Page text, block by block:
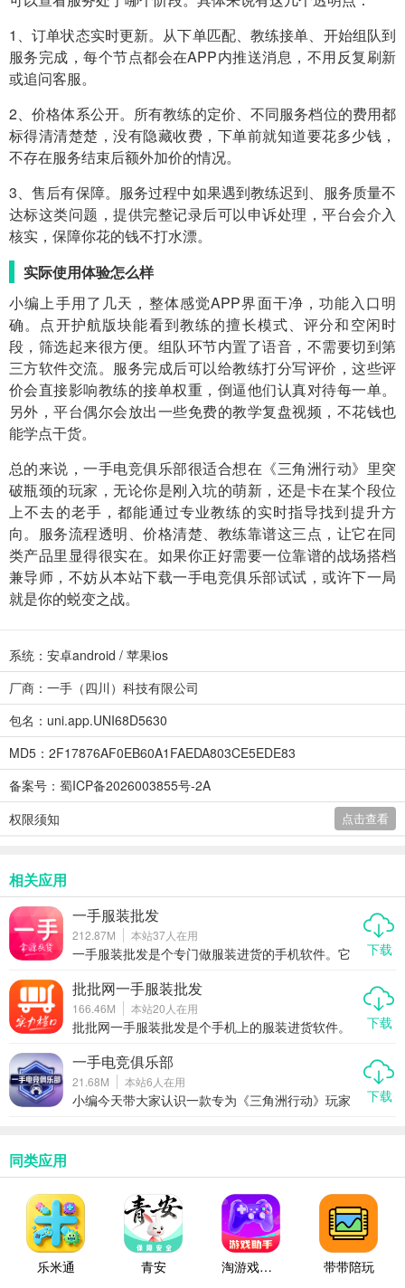
1、订单状态实时更新。从下单匹配、教练接单、开始组队到
服务完成，每个节点都会在APP内推送消息，不用反复刷新
或追问客服。
2、价格体系公开。所有教练的定价、不同服务档位的费用都
标得清清楚楚，没有隐藏收费，下单前就知道要花多少钱，
不存在服务结束后额外加价的情况。
3、售后有保障。服务过程中如果遇到教练迟到、服务质量不
达标这类问题，提供完整记录后可以申诉处理，平台会介入
核实，保障你花的钱不打水漂。
实际使用体验怎么样
小编上手用了几天，整体感觉APP界面干净，功能入口明
确。点开护航版块能看到教练的擅长模式、评分和空闲时
段，筛选起来很方便。组队环节内置了语音，不需要切到第
三方软件交流。服务完成后可以给教练打分写评价，这些评
价会直接影响教练的接单权重，倒逼他们认真对待每一单。
另外，平台偶尔会放出一些免费的教学复盘视频，不花钱也
能学点干货。
总的来说，一手电竞俱乐部很适合想在《三角洲行动》里突
破瓶颈的玩家，无论你是刚入坑的萌新，还是卡在某个段位
上不去的老手，都能通过专业教练的实时指导找到提升方
向。服务流程透明、价格清楚、教练靠谱这三点，让它在同
类产品里显得很实在。如果你正好需要一位靠谱的战场搭档
兼导师，不妨从本站下载一手电竞俱乐部试试，或许下一局
就是你的蜕变之战。
系统：安卓android / 苹果ios
厂商：一手（四川）科技有限公司
包名：uni.app.UNI68D5630
MD5：2F17876AF0EB60A1FAEDA803CE5EDE83
备案号：蜀ICP备2026003855号-2A
权限须知
点击查看
相关应用
一手服装批发
212.87M 本站37人在用
一手服装批发是个专门做服装进货的手机软件。它
能看款。核心就是让拿货变得更简单，省时间也省
路费，适合想开店或者补货的朋友用。
下载
批批网一手服装批发
166.46M 本站20 人在用
批批网一手服装批发是个手机上的服装进货软件。
户能在这里找到女装男装童装，支持一件代发。对
于想开店或者做直播的人来说，这是个省成本的好
工具。小编觉得，想拿源头货的朋友可以多了解。
下载
一手电竞俱乐部
21.68M 本站6 人在用
小编今天带大家认识一款专为《三角洲行动》玩家
下载
同类应用
乐米通 青安 淘游戏助手 带带陪玩